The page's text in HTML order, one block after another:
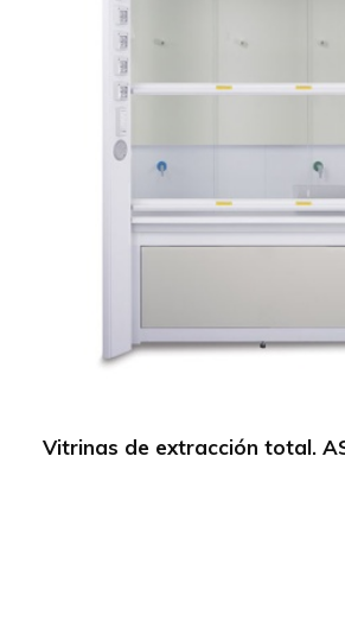
Vitrinas de extracción total.